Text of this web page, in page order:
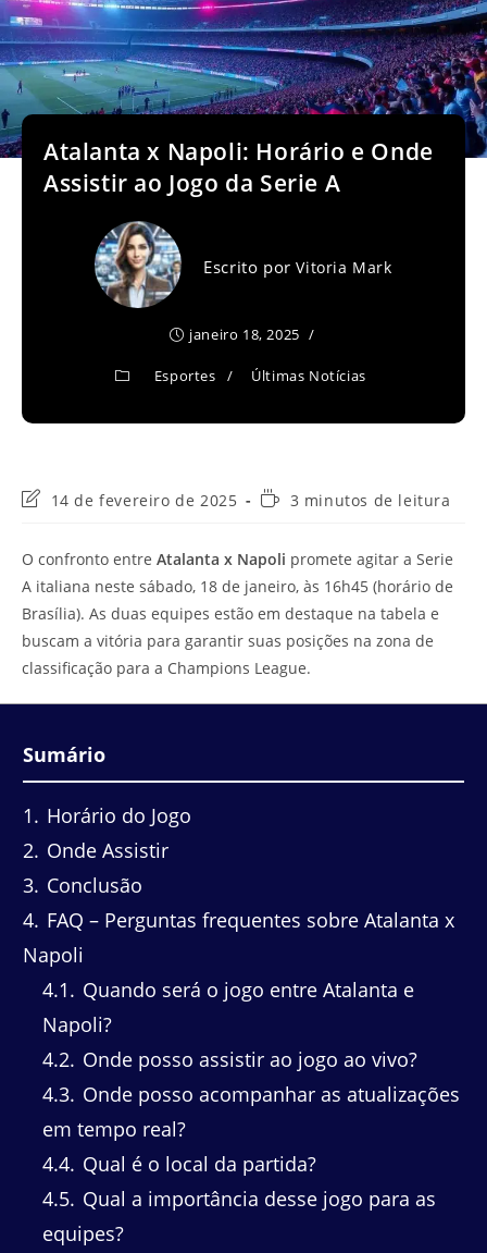
Atalanta x Napoli: Horário e Onde
Assistir ao Jogo da Serie A
Escrito porVitoria Mark
janeiro 18, 2025
Esportes / Últimas Notícias
Última
post:
14 de fevereiro de 2025
Tempo3 minutos de leitura
O confronto entre Atalanta x Napoli promete agitar a Serie
A italiana neste sábado, 18 de janeiro, às 16h45 (horário de
Brasília). As duas equipes estão em destaque na tabela e
buscam a vitória para garantir suas posições na zona de
classificação para a Champions League.
Sumário
1
Horário do Jogo
2 Onde Assistir
3 Conclusão
4 FAQ – Perguntas frequentes sobre Atalanta x
Napoli
4.1
Quando será o jogo entre Atalanta e
Napoli?
4.2 Onde posso assistir ao jogo ao vivo?
4.3 Onde posso acompanhar as atualizações
em tempo real?
4.4 Qual é o local da partida?
4.5 Qual a importância desse jogo para as
equipes?